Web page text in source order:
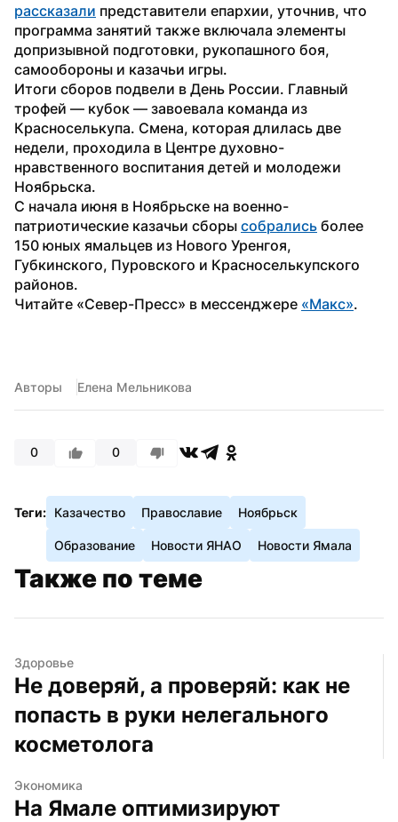
рассказали представители епархии, уточнив, что
программа занятий также включала элементы
допризывной подготовки, рукопашного боя,
самообороны и казачьи игры.
Итоги сборов подвели в День России. Главный
трофей — кубок — завоевала команда из
Красноселькупа. Смена, которая длилась две
недели, проходила в Центре духовно-
нравственного воспитания детей и молодежи
Ноябрьска.
С начала июня в Ноябрьске на военно-
патриотические казачьи сборы собрались более
150 юных ямальцев из Нового Уренгоя,
Губкинского, Пуровского и Красноселькупского
районов.
Читайте «Север-Пресс» в мессенджере «Макс».
Авторы Елена Мельникова
0 0
Теги: Казачество Православие Ноябрьск
Образование Новости ЯНАО Новости Ямала
Также по теме
Здоровье
Не доверяй, а проверяй: как не
попасть в руки нелегального
косметолога
Экономика
На Ямале оптимизируют